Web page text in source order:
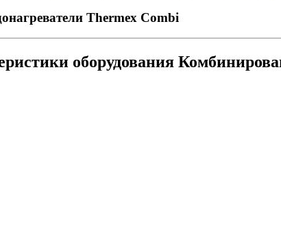
Thermex Combi
оборудования